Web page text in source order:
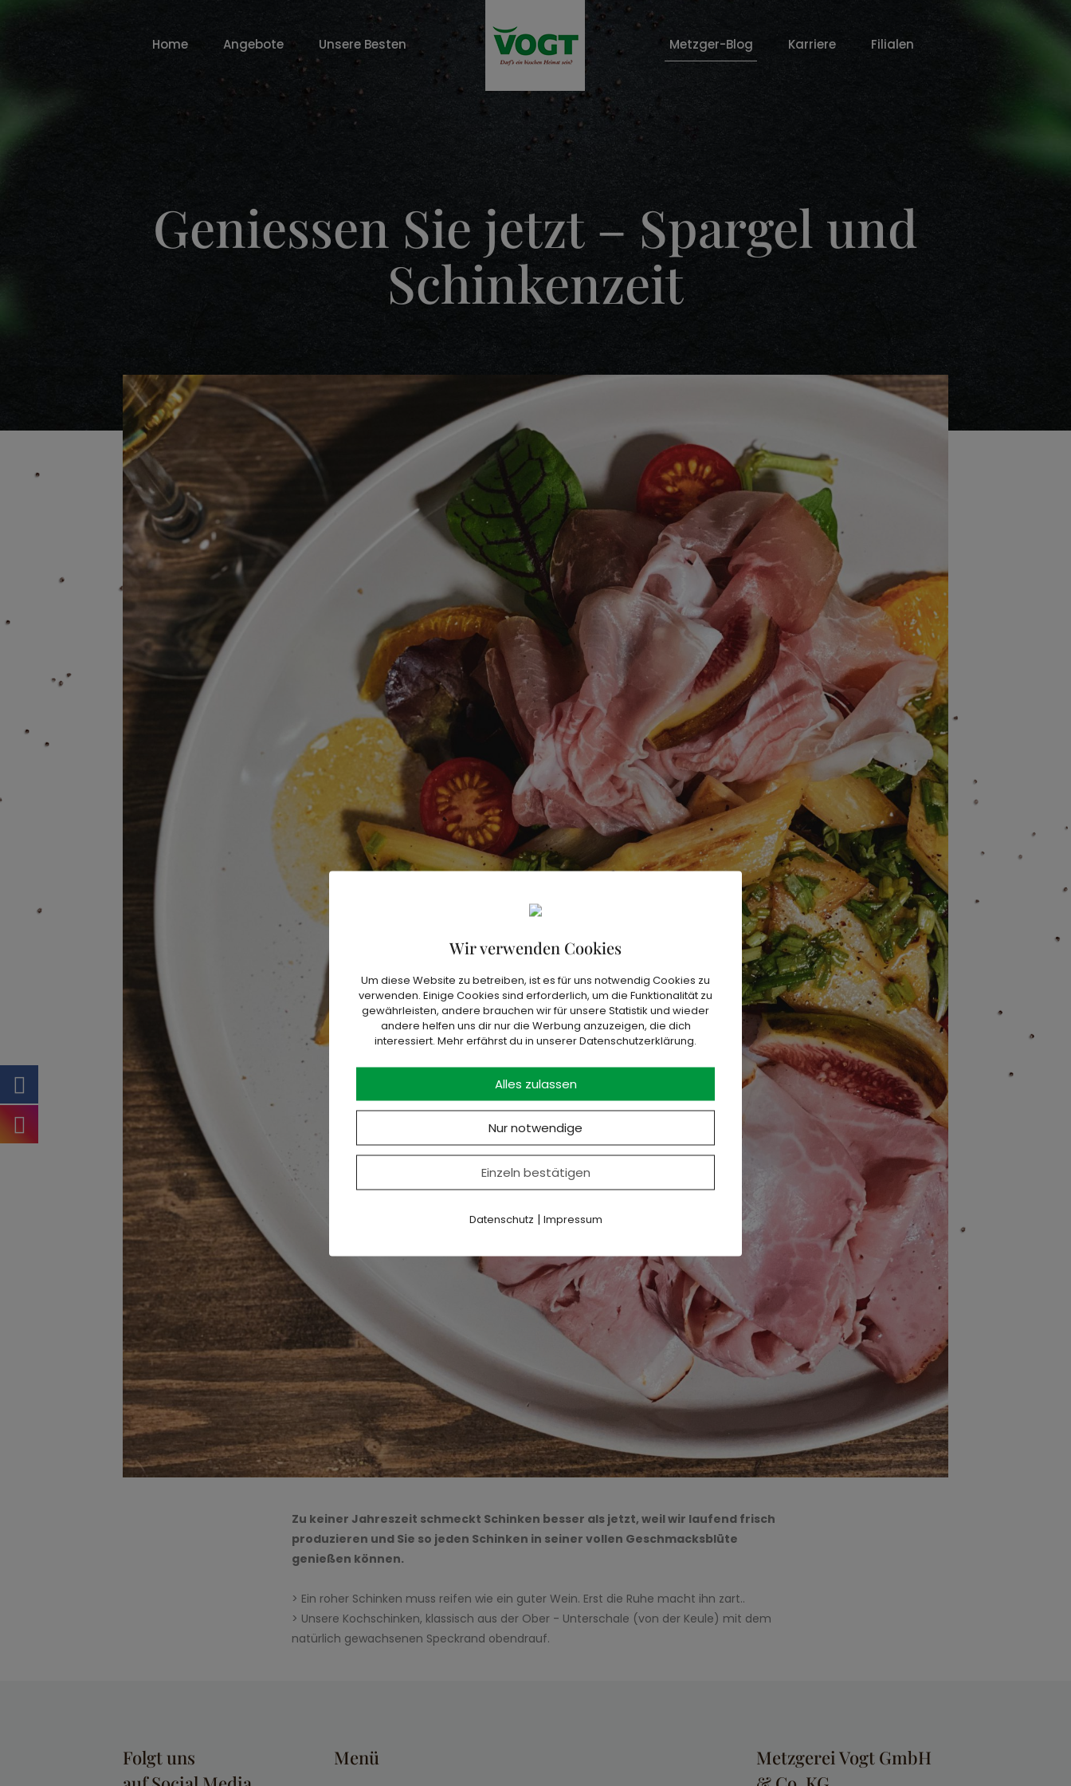
Home Angebote Unsere Besten Metzger-Blog Karriere Filialen
Geniessen Sie jetzt – Spargel und
Schinkenzeit
Zu keiner Jahreszeit schmeckt Schinken besser als jetzt, weil wir laufend frisch
produzieren und Sie so jeden Schinken in seiner vollen Geschmacksblüte
genießen können.
> Ein roher Schinken muss reifen wie ein guter Wein. Erst die Ruhe macht ihn zart..
> Unsere Kochschinken, klassisch aus der Ober - Unterschale (von der Keule) mit dem
natürlich gewachsenen Speckrand obendrauf.
Folgt uns
Menü
Metzgerei Vogt GmbH
Wir verwenden Cookies
Um diese Website zu betreiben, ist es für uns notwendig Cookies zu
verwenden. Einige Cookies sind erforderlich, um die Funktionalität zu
gewährleisten, andere brauchen wir für unsere Statistik und wieder
andere helfen uns dir nur die Werbung anzuzeigen, die dich
interessiert. Mehr erfährst du in unserer Datenschutzerklärung.
Alles zulassen
Nur notwendige
Einzeln bestätigen
Datenschutz | Impressum